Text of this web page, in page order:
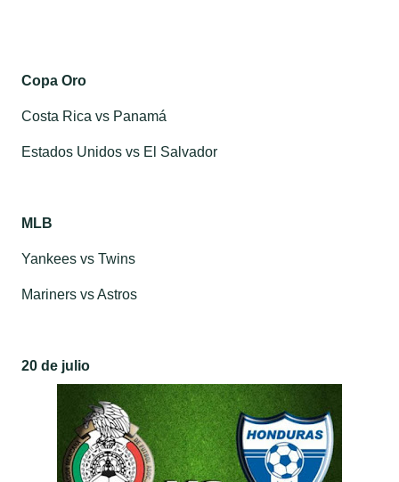
Copa Oro
Costa Rica vs Panamá
Estados Unidos vs El Salvador
MLB
Yankees vs Twins
Mariners vs Astros
20 de julio